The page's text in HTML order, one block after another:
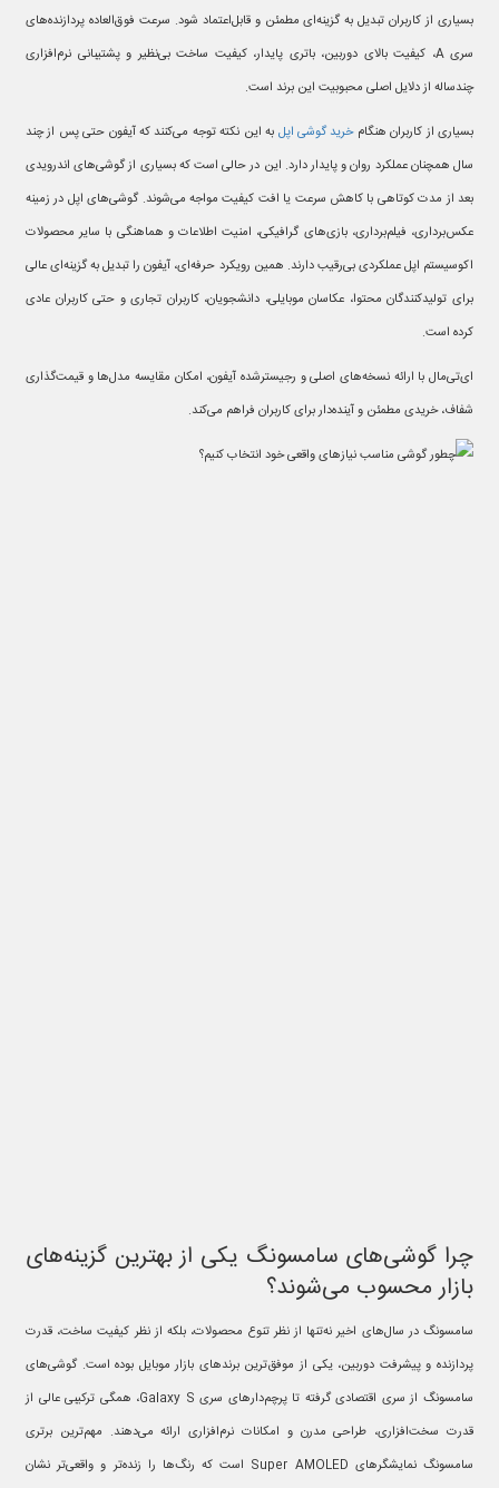
بسیاری از کاربران تبدیل به گزینه‌ای مطمئن و قابل‌اعتماد شود. سرعت فوق‌العاده پردازنده‌های
سری A، کیفیت بالای دوربین، باتری پایدار، کیفیت ساخت بی‌نظیر و پشتیبانی نرم‌افزاری
چندساله از دلایل اصلی محبوبیت این برند است.
بسیاری از کاربران هنگامخرید گوشی اپل به این نکته توجه می‌کنند که آیفون حتی پس از چند
سال همچنان عملکرد روان و پایدار دارد. این در حالی‌ است که بسیاری از گوشی‌های اندرویدی
بعد از مدت کوتاهی با کاهش سرعت یا افت کیفیت مواجه می‌شوند. گوشی‌های اپل در زمینه
عکس‌برداری، فیلم‌برداری، بازی‌های گرافیکی، امنیت اطلاعات و هماهنگی با سایر محصولات
اکوسیستم اپل عملکردی بی‌رقیب دارند. همین رویکرد حرفه‌ای، آیفون را تبدیل به گزینه‌ای عالی
برای تولیدکنندگان محتوا، عکاسان موبایلی، دانشجویان، کاربران تجاری و حتی کاربران عادی
کرده است.
ای‌تی‌مال با ارائه نسخه‌های اصلی و رجیسترشده آیفون، امکان مقایسه مدل‌ها و قیمت‌گذاری
شفاف، خریدی مطمئن و آینده‌دار برای کاربران فراهم می‌کند.
چرا گوشی‌های سامسونگ یکی از بهترین گزینه‌های
بازار محسوب می‌شوند؟
سامسونگ در سال‌های اخیر نه‌تنها از نظر تنوع محصولات، بلکه از نظر کیفیت ساخت، قدرت
پردازنده و پیشرفت دوربین، یکی از موفق‌ترین برندهای بازار موبایل بوده است. گوشی‌های
سامسونگ از سری اقتصادی گرفته تا پرچم‌دارهای سری Galaxy S، همگی ترکیبی عالی از
قدرت سخت‌افزاری، طراحی مدرن و امکانات نرم‌افزاری ارائه می‌دهند. مهم‌ترین برتری
سامسونگ نمایشگرهای Super AMOLED است که رنگ‌ها را زنده‌تر و واقعی‌تر نشان